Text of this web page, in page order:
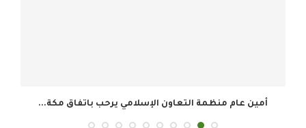
أمين عام منظمة التعاون الإسلامي يرحب باتفاق مكة...